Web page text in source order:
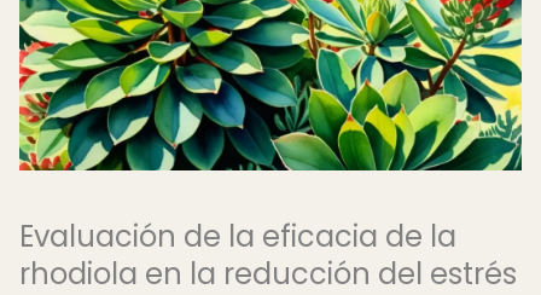
Evaluación de la eficacia de la
rhodiola en la reducción del estrés